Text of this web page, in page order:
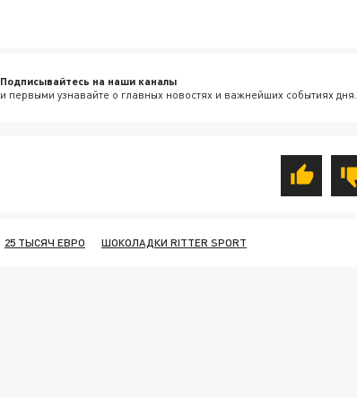
Подписывайтесь на наши каналы
и первыми узнавайте о главных новостях и важнейших событиях дня.
25 ТЫСЯЧ ЕВРО ШОКОЛАДКИ RITTER SPORT